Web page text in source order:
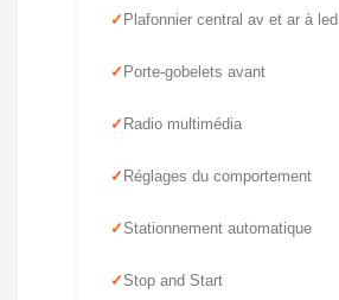
Plafonnier central av et ar à led
Porte-gobelets avant
Radio multimédia
Réglages du comportement
Stationnement automatique
Stop and Start